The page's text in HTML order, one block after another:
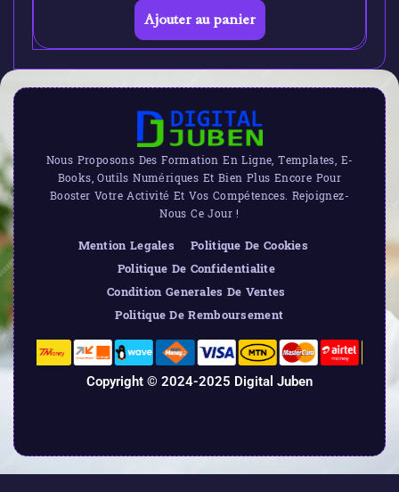
Ajouter au panier
Nous Proposons Des Formation En Ligne, Templates, E-
Books, Outils Numériques Et Bien Plus Encore Pour
Booster Votre Activité Et Vos Compétences. Rejoignez-
Nous Ce Jour !
Mention Legales
Politique De Cookies
Politique De Confidentialite
Condition Generales De Ventes
Politique De Remboursement
Copyright © 2024-2025 Digital Juben